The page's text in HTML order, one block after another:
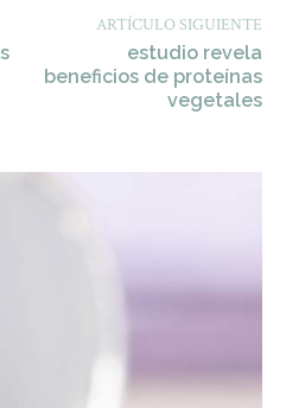
ARTÍCULO SIGUIENTE
estudio revela
beneficios de proteínas
vegetales